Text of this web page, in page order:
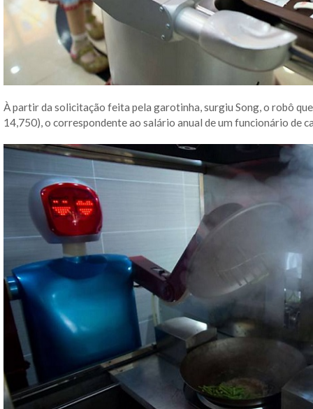
À partir da solicitação feita pela garotinha, surgiu Song, o robô
14,750), o correspondente ao salário anual de um funcionário de